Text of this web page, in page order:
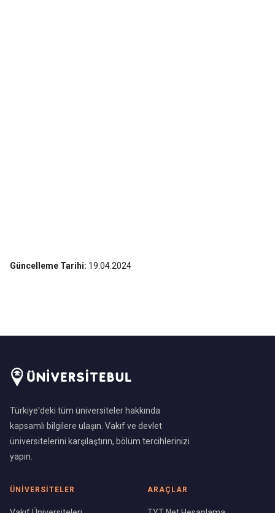
Güncelleme Tarihi: 19.04.2024
Türkiye'deki tüm üniversiteler hakkında
kapsamlı bilgilere ulaşın. Vakıf ve devlet
üniversitelerini karşılaştırın, bölüm tercihlerinizi
yapın.
ÜNIVERSITELER ARAÇLAR